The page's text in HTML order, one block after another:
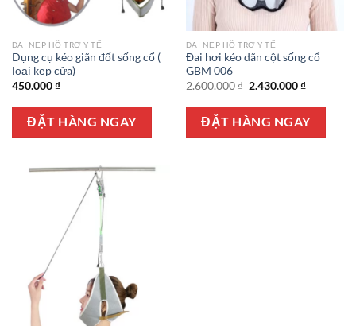
ĐAI NẸP HỖ TRỢ Y TẾ
Dụng cụ kéo giãn đốt sống cổ (
loại kẹp cửa)
450.000₫
ĐẶT HÀNG NGAY
ĐAI NẸP HỖ TRỢ Y TẾ
Đai hơi kéo dãn cột sống cổ
GBM 006
2.600.000₫ Giá
là:
2.600.000 ₫.
2.430.000₫Giá
tại
là:
2.430.000
ĐẶT HÀNG NGAY